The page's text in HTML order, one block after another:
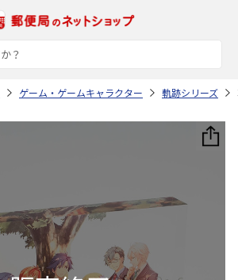
ゲーム・ゲームキャラクター 軌跡シリーズ